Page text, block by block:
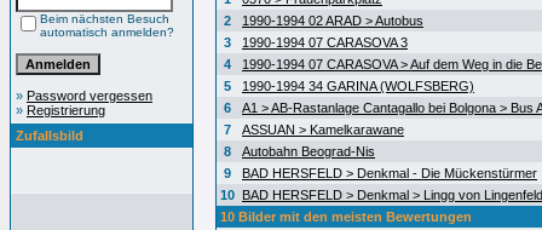
Beim nächsten Besuch
automatisch anmelden?
» Password vergessen
» Registrierung
Zufallsbild
2
1990-1994 02 ARAD > Autobus
3
1990-1994 07 CARASOVA 3
4
1990-1994 07 CARASOVA > Auf dem Weg in die
5
1990-1994 34 GARINA (WOLFSBERG)
6
A1 > AB-Rastanlage Cantagallo bei Bolgona > Bus
7
ASSUAN > Kamelkarawane
8
Autobahn Beograd-Nis
9
BAD HERSFELD > Denkmal - Die Mückenstürmer
10 BAD HERSFELD > Denkmal > Lingg von Lingenfeld
10 Bilder mit den meisten Bewertungen